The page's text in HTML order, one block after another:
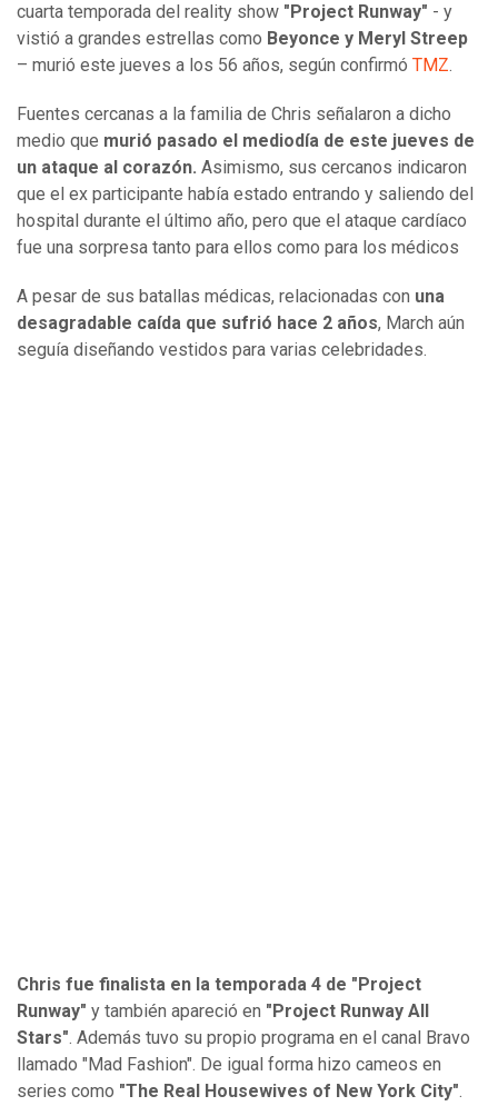
cuarta temporada del reality show "Project Runway" - y
vistió a grandes estrellas como Beyonce y Meryl Streep
– murió este jueves a los 56 años, según confirmó TMZ.
Fuentes cercanas a la familia de Chris señalaron a dicho
medio que murió pasado el mediodía de este jueves de
un ataque al corazón. Asimismo, sus cercanos indicaron
que el ex participante había estado entrando y saliendo del
hospital durante el último año, pero que el ataque cardíaco
fue una sorpresa tanto para ellos como para los médicos
A pesar de sus batallas médicas, relacionadas con una
desagradable caída que sufrió hace 2 años, March aún
seguía diseñando vestidos para varias celebridades.
Chris fue finalista en la temporada 4 de "Project
Runway" y también apareció en "Project Runway All
Stars" . Además tuvo su propio programa en el canal Bravo
llamado "Mad Fashion". De igual forma hizo cameos en
series como "The Real Housewives of New York City"